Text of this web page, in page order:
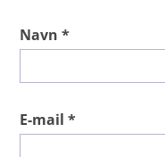
Navn *
E-mail *